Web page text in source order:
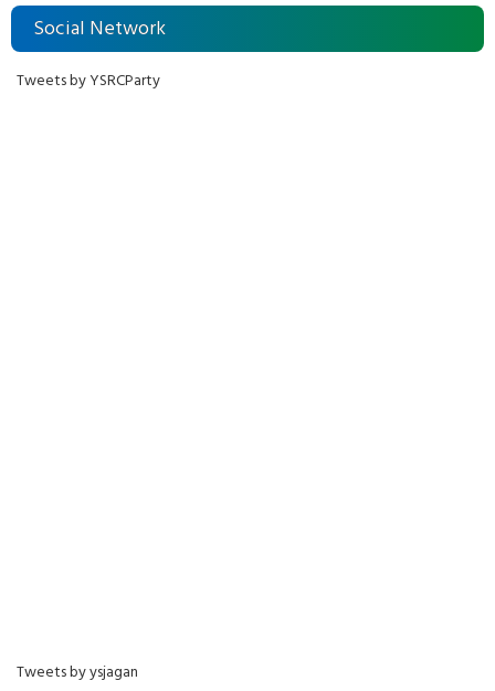
Social Network
Tweets by YSRCParty
Tweets by ysjagan